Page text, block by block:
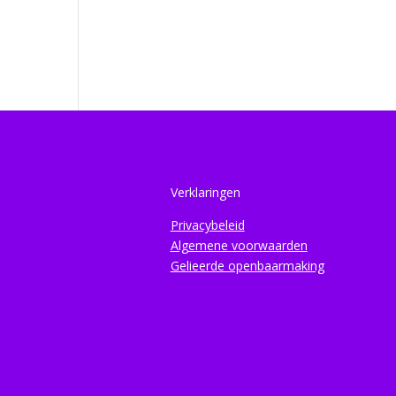
Verklaringen
Privacybeleid
Algemene voorwaarden
Gelieerde openbaarmaking